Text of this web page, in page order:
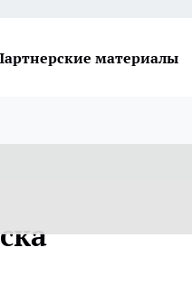
материалы